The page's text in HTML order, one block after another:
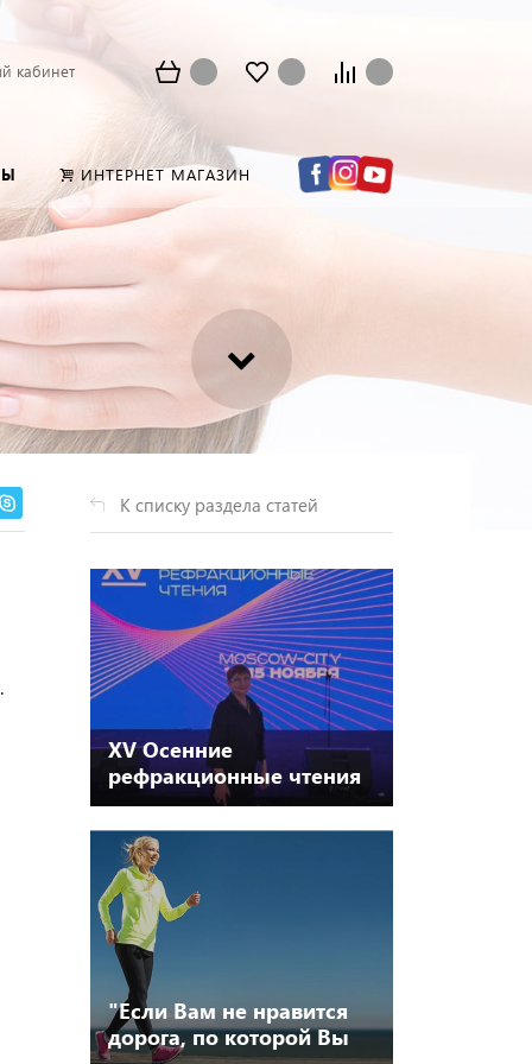
кабинет
ИНТЕРНЕТ МАГАЗИН
К списку раздела статей
XV Осенние
рефракционные чтения
"Если Вам не нравится
дорога, по которой Вы